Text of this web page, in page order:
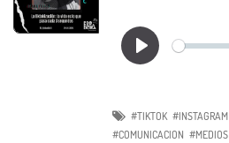
#TIKTOK #INSTAGRAM
#COMUNICACION #MEDIOS